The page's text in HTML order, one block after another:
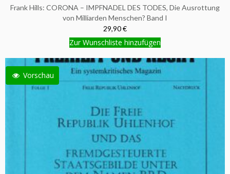
Frank Hills: CORONA – IMPFNADEL DES TODES, Die Ausrottung
von Milliarden Menschen? Band I
29,90 €
Zur Wunschliste hinzufügen
Vorschau